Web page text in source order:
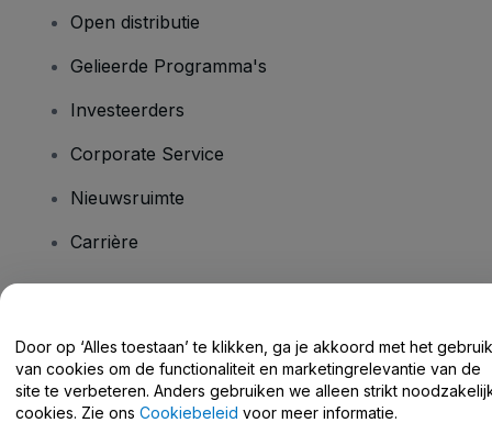
Open distributie
Gelieerde Programma's
Investeerders
Corporate Service
Nieuwsruimte
Carrière
Helpcentrum / Neem Contact Met Ons Op
Door op ‘Alles toestaan’ te klikken, ga je akkoord met het gebruik
van cookies om de functionaliteit en marketingrelevantie van de
site te verbeteren. Anders gebruiken we alleen strikt
cookies. Zie ons Cookiebeleid voor meer informatie.